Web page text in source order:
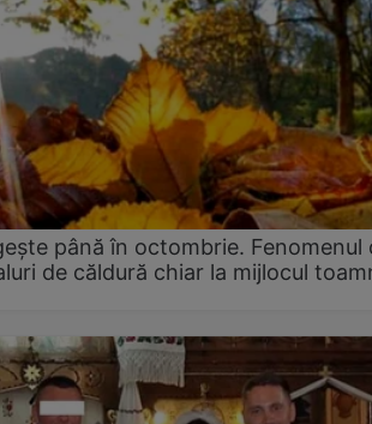
până în octombrie. Fenomenul
de căldură chiar la mijlocul